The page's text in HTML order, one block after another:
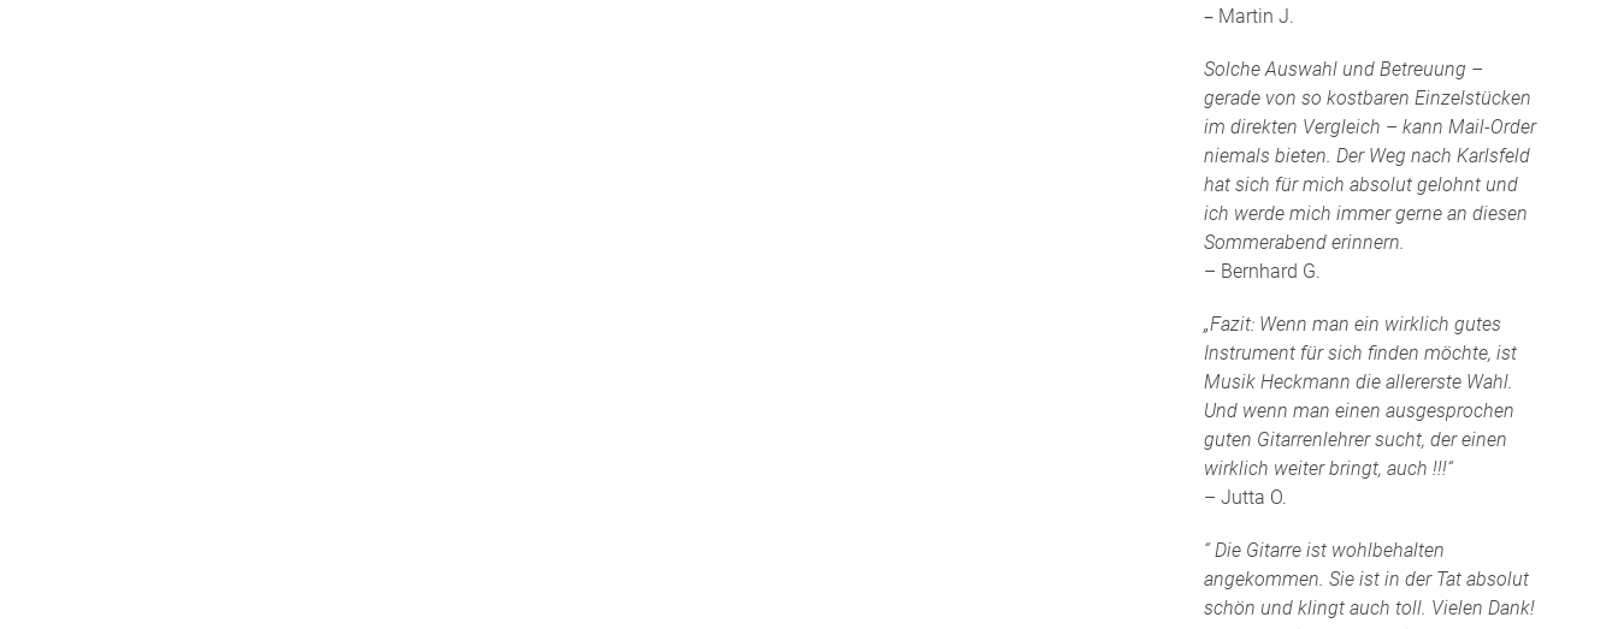
– Martin J.
Solche Auswahl und Betreuung –
gerade von so kostbaren Einzelstücken
im direkten Vergleich – kann Mail-Order
niemals bieten. Der Weg nach Karlsfeld
hat sich für mich absolut gelohnt und
ich werde mich immer gerne an diesen
Sommerabend erinnern.
– Bernhard G.
„Fazit: Wenn man ein wirklich gutes
Instrument für sich finden möchte, ist
Musik Heckmann die allererste Wahl.
Und wenn man einen ausgesprochen
guten Gitarrenlehrer sucht, der einen
wirklich weiter bringt, auch !!!“
– Jutta O.
“ Die Gitarre ist wohlbehalten
angekommen. Sie ist in der Tat absolut
schön und klingt auch toll. Vielen Dank!